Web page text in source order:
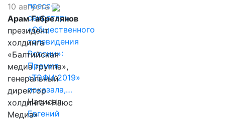
пресс-
секретарь
«Общественного
телевидения
России»:
Премия
«ТЭФИ 2019»
показала,…
Написал
Евгений
10 августа
Арам Габрелянов
президент
холдинга
«Балтийская
медиа группа»,
генеральный
директор
холдинга «Ньюс
Медиа»